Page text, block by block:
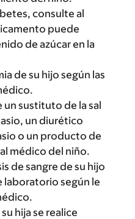
consulte al
puede
de azúcar en la
de su hijo según las
un sustituto de la sal
un diurético
o un producto de
médico del niño.
de sangre de su hijo
laboratorio según le
hija se realice